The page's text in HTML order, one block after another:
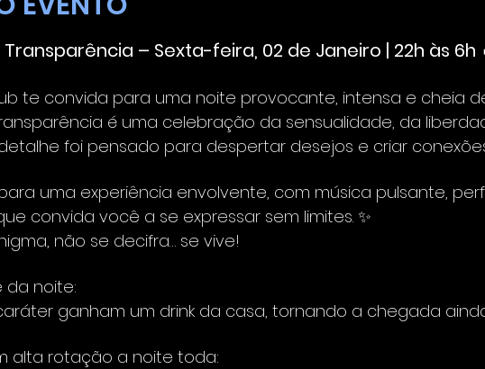
Transparência – Sexta-feira, 02 de Janeiro | 22h às 6h
te convida para uma noite provocante, intensa e cheia
é uma celebração da sensualidade, da
foi pensado para despertar desejos e criar
uma experiência envolvente, com música pulsante,
convida você a se expressar sem limites. ✨
não se decifra… se vive!
da noite:
ganham um drink da casa, tornando a chegada
alta rotação a noite toda: